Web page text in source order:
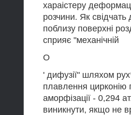
хараістеру
розчини. Як свідчать
поблизу поверхні
сприяє "механічній
О
' дифузії" шляхом
плавлення цирконію
аморфізації - 0,294
виникнути, якщо не